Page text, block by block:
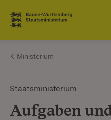
Zum Inhalt springen
Link zur Startseite
Ministerium
Staatsministerium
Aufgaben